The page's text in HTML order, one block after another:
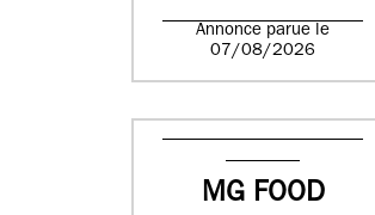
Annonce parue le
07/08/2026
MG FOOD